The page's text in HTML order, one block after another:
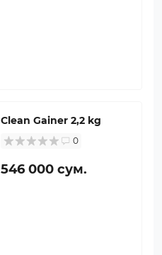
Clean Gainer 2,2 kg
0
546 000 сум.